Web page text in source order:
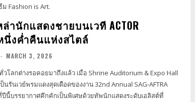
Fashion is Art.
านักแสดงชายบนเวที ACTOR
หนึ่งค่ำคืนแห่งสไตล์
- MARCH 3, 2026
ลกต่างรอคอยมาถึงแล้ว เมื่อ Shrine Auditorium & Expo Hall
รันเวย์พรมแดงสุดเดือดของงาน 32nd Annual SAG-AFTRA
ปีนี้บรรยากาศคึกคักเป็นพิเศษด้วยทัพนักแสดงระดับเอลิสต์ที่